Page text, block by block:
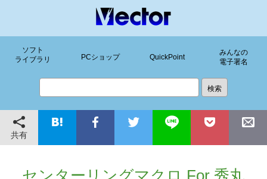
ソフト
ライブラリ
PCショップ QuickPoint
みんなの
電子署名
共有
センターリングマクロ For 秀丸